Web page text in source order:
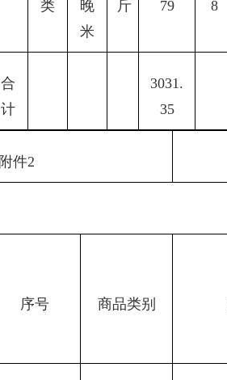
类
晚
米
斤
79
8
合
计
3031.
35
附件2
序号 商品类别